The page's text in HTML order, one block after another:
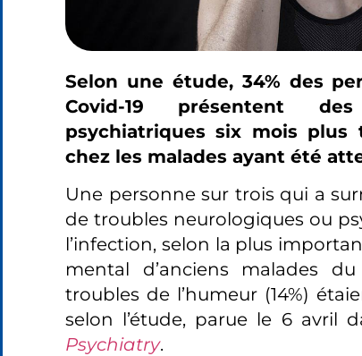
Selon une étude, 34% des
Covid-19 présentent
psychiatriques six mois
chez les malades ayant été
Une personne sur trois qui a
de troubles neurologiques ou
l’infection, selon la plus
mental d’anciens malades
troubles de l’humeur (14%)
selon l’étude, parue le 6 avril
Psychiatry.